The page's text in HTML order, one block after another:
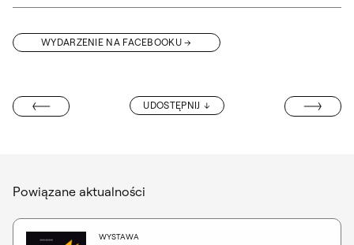
WYDARZENIE NA FACEBOOKU
UDOSTĘPNIJ WYSTAWA
Powiązane aktualności
WYSTAWA